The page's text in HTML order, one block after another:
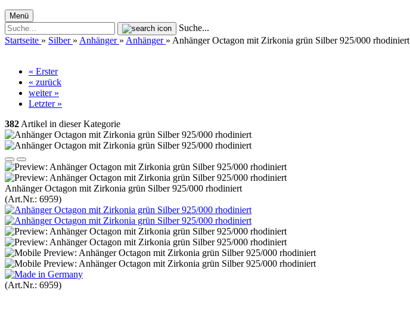
Menü
Suche...
Startseite » Silber » Anhänger » Anhänger » Anhänger Octagon mit Zirkonia grün Silber 925/000 rhodiniert
« Erster
« zurück
weiter »
Letzter »
382 Artikel in dieser Kategorie
Anhänger Octagon mit Zirkonia grün Silber 925/000 rhodiniert
(Art.Nr.: 6959)
(Art.Nr.: 6959)